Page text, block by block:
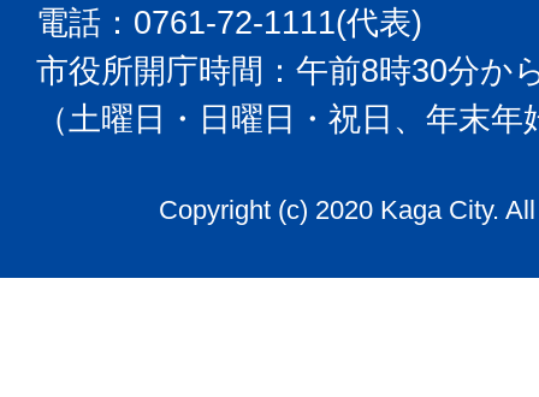
電話：0761-72-1111(代表)
市役所開庁時間：午前8時30分か
（土曜日・日曜日・祝日、年末
Copyright (c) 2020 Kaga City.